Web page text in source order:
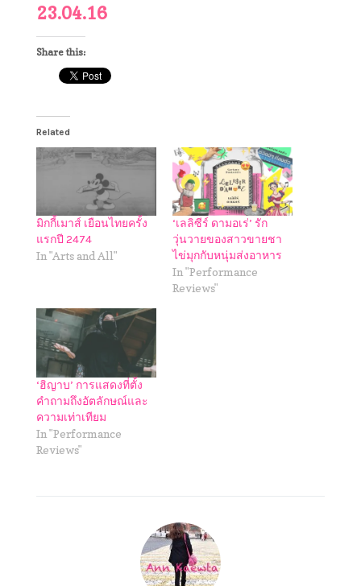
23.04.16
Share this:
Related
มิกกี้เมาส์ เยือนไทยครั้ง
แรกปี 2474
In "Arts and All"
‘เลลิซีร์ ดามอเร่’ รัก
วุ่นวายของสาวขายชา
ไข่มุกกับหนุ่มส่งอาหาร
In "Performance
Reviews"
‘ฮิญาบ’ การแสดงที่ตั้ง
คำถามถึงอัตลักษณ์และ
ความเท่าเทียม
In "Performance
Reviews"